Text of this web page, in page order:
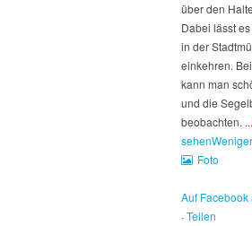
über den
Dabei lässt
in der
einkehren.
kann man
und die
beobachten. ...
sehen
Foto
Auf Facebook
·Teilen